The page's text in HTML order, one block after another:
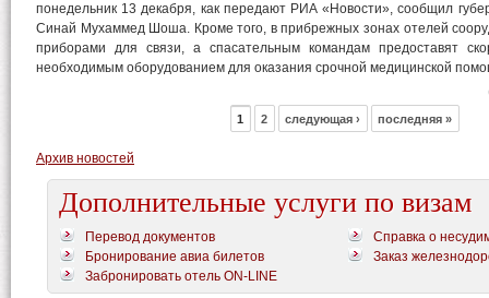
понедельник 13 декабря, как передают РИА «Новости», сообщил
Синай Мухаммед Шоша. Кроме того, в прибрежных зонах отелей
приборами для связи, а спасательным командам предоставят
необходимым оборудованием для оказания срочной медицинской
1 2 следующая › последняя »
Архив новостей
Дополнительные услуги по визам
Перевод документов
Справка о
Бронирование авиа билетов
Заказ
Забронировать отель ON-LINE